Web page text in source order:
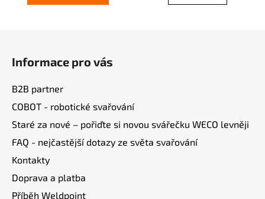
Informace pro vás
B2B partner
COBOT - robotické svařování
Staré za nové – pořiďte si novou svářečku WECO levněji
FAQ - nejčastější dotazy ze světa svařování
Kontakty
Doprava a platba
Příběh Weldpoint